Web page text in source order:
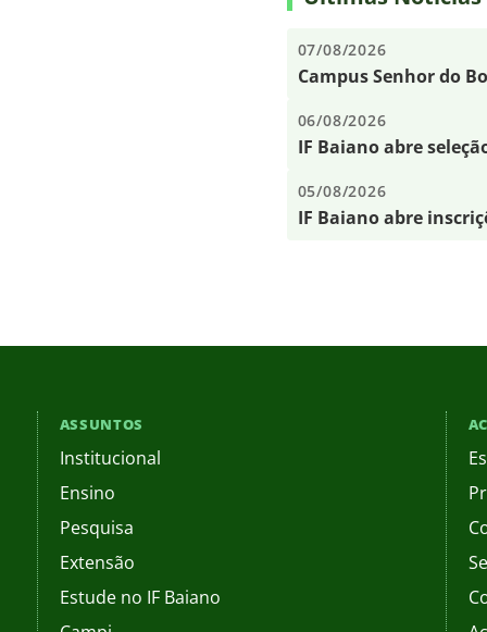
07/08/2026
Campus Senhor do
06/08/2026
IF Baiano abre
05/08/2026
IF Baiano abre
ASSUNTOS
Institucional
Ensino
Pesquisa
Extensão
Estude no IF Baiano